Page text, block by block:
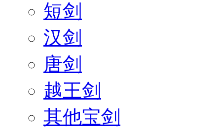
短剑
汉剑
唐剑
越王剑
其他宝剑